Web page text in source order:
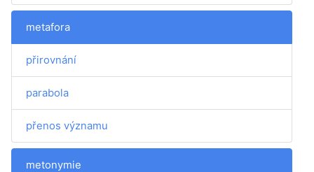
metafora
přirovnání
parabola
přenos významu
metonymie